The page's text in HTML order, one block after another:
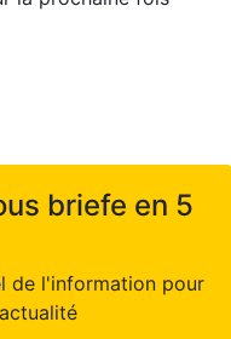
briefe en 5
de l'information pour